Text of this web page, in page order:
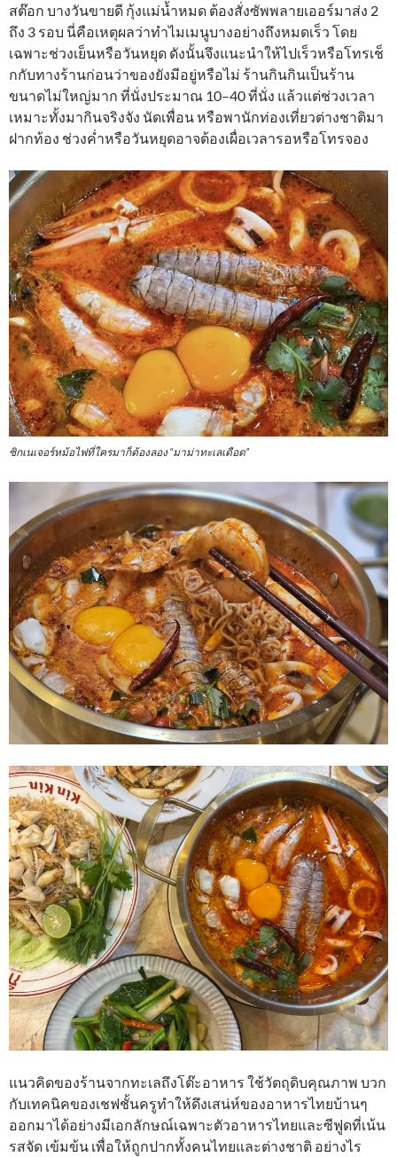
สต๊อก บางวันขายดี กุ้งแม่น้ำหมด ต้องสั่งซัพพลายเออร์มาส่ง 2
ถึง 3 รอบ นี่คือเหตุผลว่าทำไมเมนูบางอย่างถึงหมดเร็ว โดย
เฉพาะช่วงเย็นหรือวันหยุด ดังนั้นจึงแนะนำให้ไปเร็วหรือโทรเช็
กกับทางร้านก่อนว่าของยังมีอยู่หรือไม่ ร้านกินกินเป็นร้าน
ขนาดไม่ใหญ่มาก ที่นั่งประมาณ 10–40 ที่นั่ง แล้วแต่ช่วงเวลา
เหมาะทั้งมากินจริงจัง นัดเพื่อน หรือพานักท่องเที่ยวต่างชาติมา
ฝากท้อง ช่วงค่ำหรือวันหยุดอาจต้องเผื่อเวลารอหรือโทรจอง
ซิกเนเจอร์หม้อไฟที่ใครมาก็ต้องลอง “มาม่าทะเลเดือด”
แนวคิดของร้านจากทะเลถึงโต๊ะอาหาร ใช้วัตถุดิบคุณภาพ บวก
กับเทคนิคของเชฟชั้นครูทำให้ดึงเสน่ห์ของอาหารไทยบ้านๆ
ออกมาได้อย่างมีเอกลักษณ์เฉพาะตัวอาหารไทยและซีฟูดที่เน้น
รสจัด เข้มข้น เพื่อให้ถูกปากทั้งคนไทยและต่างชาติ อย่างไร